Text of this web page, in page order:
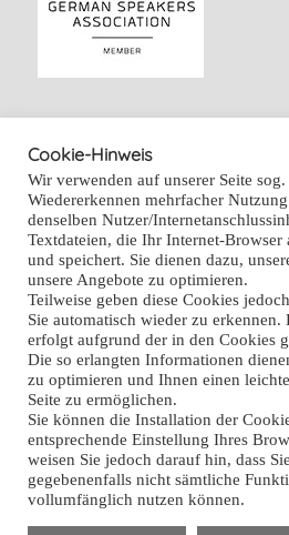
Cookie-Hinweis
Wir verwenden auf unserer Seite
Wiedererkennen mehrfacher
denselben Nutzer/
Textdateien, die Ihr Internet-Browser
und speichert. Sie dienen dazu,
unsere Angebote zu optimieren.
Teilweise geben diese Cookies
Sie automatisch wieder zu erkennen.
erfolgt aufgrund der in den Cookies
Die so erlangten Informationen
zu optimieren und Ihnen einen
Seite zu ermöglichen.
Sie können die Installation der
entsprechende Einstellung Ihres
weisen Sie jedoch darauf hin, dass
gegebenenfalls nicht sämtliche
vollumfänglich nutzen können.